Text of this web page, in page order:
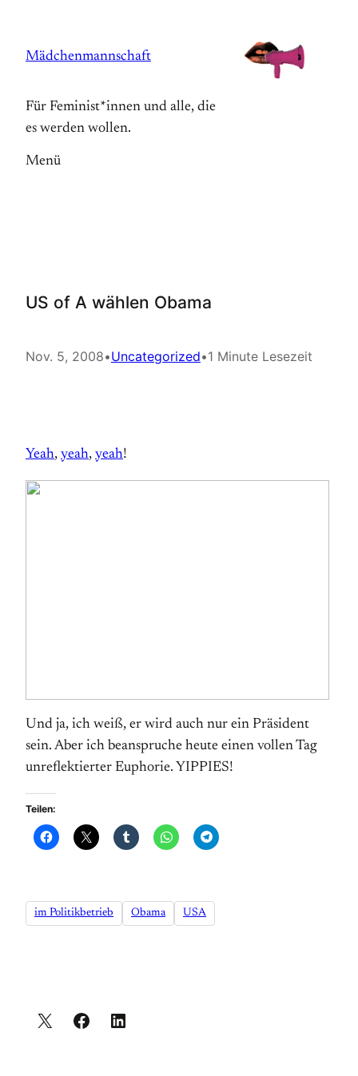
springen
Mädchenmannschaft
Für Feminist*innen und alle, die
es werden wollen.
Menü
US of A wählen Obama
Nov. 5, 2008•Uncategorized•1 Minute Lesezeit
Yeah, yeah, yeah!
Und ja, ich weiß, er wird auch nur ein Präsident
sein. Aber ich beanspruche heute einen vollen Tag
unreflektierter Euphorie. YIPPIES!
Teilen:
im Politikbetrieb Obama USA